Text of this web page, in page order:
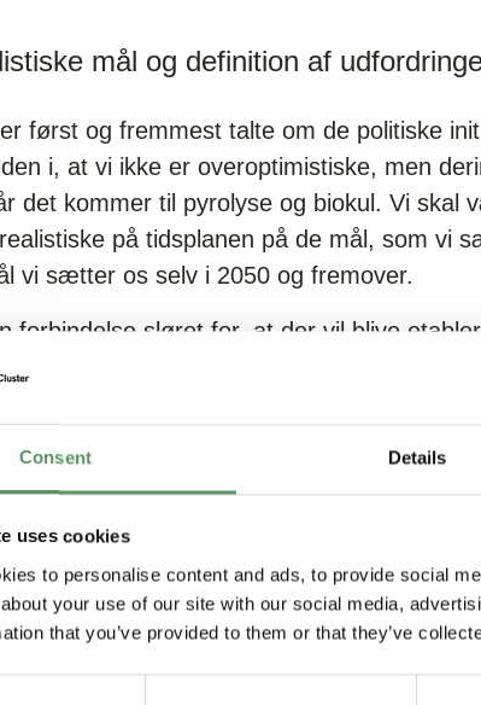
Consent Details
uses cookies
to personalise content and ads, to provide social
your use of our site with our social media,
that you’ve provided to them or that they’ve
mål og definition af
først og fremmest talte om de politiske
i, at vi ikke er overoptimistiske, men
det kommer til pyrolyse og biokul. Vi
på tidsplanen på de mål, som vi
vi sætter os selv i 2050 og fremover.
forbindelse sløret for, at der vil blive
kompetente aktører, der sammen skal
af pyrolyse og biokul. Store som
step, hvis opgaven ikke skal blive for